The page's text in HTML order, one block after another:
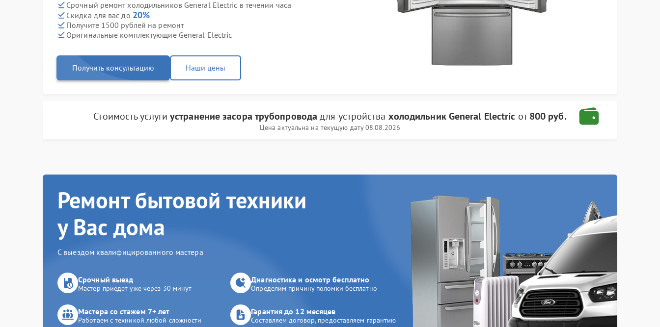
Срочный ремонт холодильников General Electric в течении часа
Скидка для вас до 20%
Получите 1500 рублей на ремонт
Оригинальные комплектующие General Electric
Получить консультацию Наши цены
Стоимость услугиустранение засора трубопровода для устройства холодильник General Electric от800 руб.
Цена актуальна на текущую дату 08.08.2026
Ремонт бытовой техники
у Вас дома
С выездом квалифицированного мастера
Срочный выезд
Мастер приедет уже через 30 минут
Диагностика и осмотр бесплатно
Определим причину поломки бесплатно
Мастера со стажем 7+ лет
Работаем с техникой любой сложности
Гарантия до 12 месяцев
Составляем договор, предоставляем гарантию